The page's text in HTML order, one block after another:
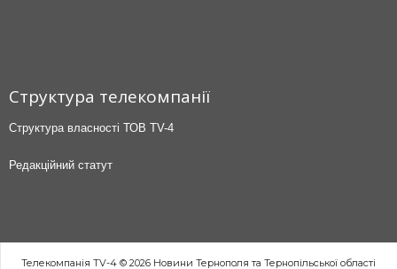
Структура телекомпанії
Структура власності ТОВ TV-4
Редакційний статут
Телекомпанія TV-4 © 2026 Новини Тернополя та Тернопільської області